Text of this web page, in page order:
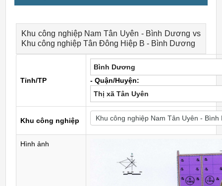
Khu công nghiệp Nam Tân Uyên - Bình Dương vs
Khu công nghiệp Tân Đông Hiệp B - Bình Dương
Tỉnh/TP
Bình Dương
- Quận/Huyện:
Thị xã Tân Uyên
Khu công nghiệp
Hình ảnh